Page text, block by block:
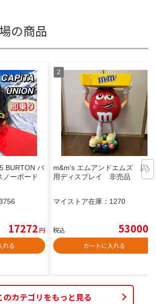
の商品
BURTON バ
ノーボード
17272円
れる
m&m's エムアンドエムズ 店頭
用ディスプレイ 非売品
マイストア在庫： 1270
税込 53000
カートに入れる
のカテゴリをもっと見る